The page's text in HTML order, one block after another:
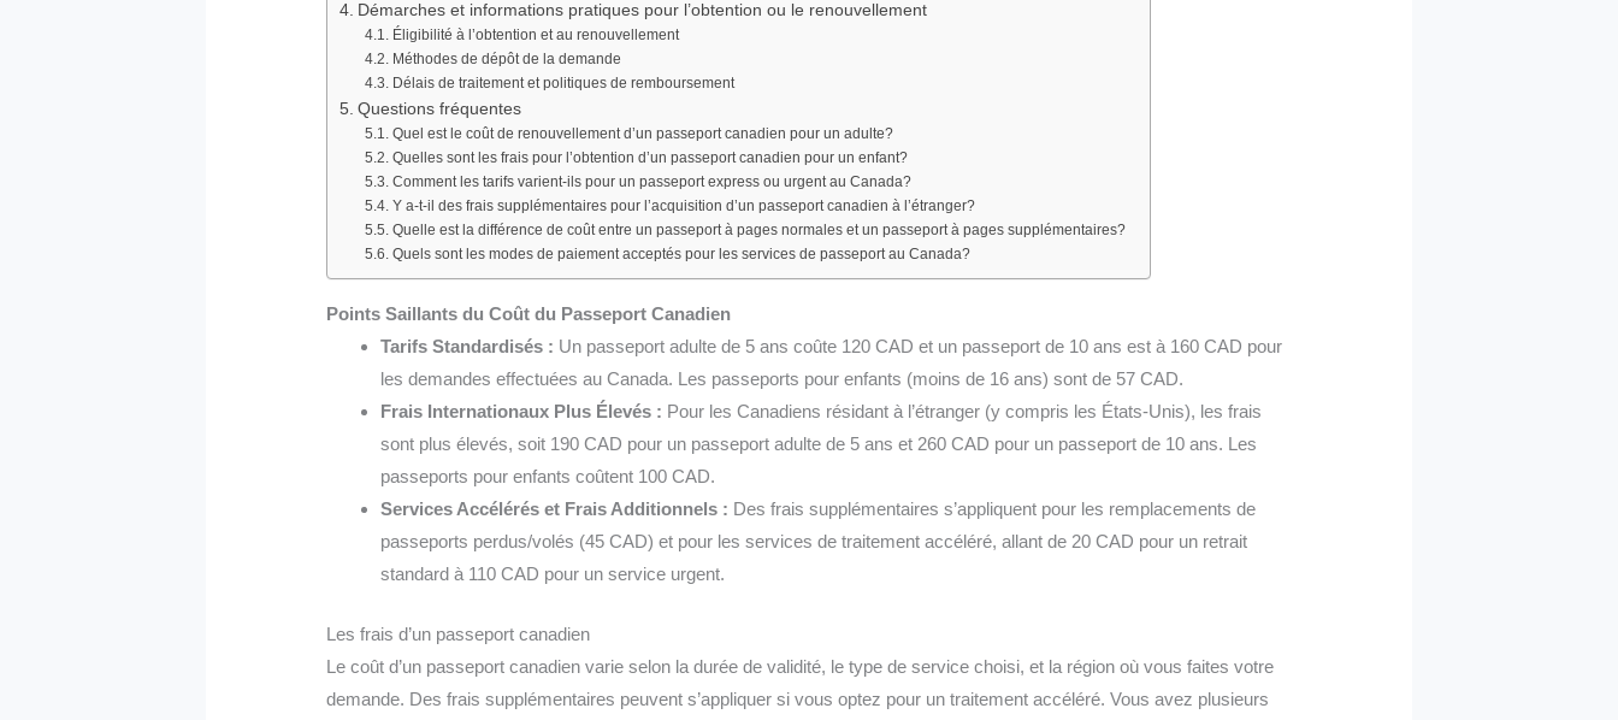
Démarches et informations pratiques pour l’obtention ou le renouvellement
Éligibilité à l’obtention et au renouvellement
Méthodes de dépôt de la demande
Délais de traitement et politiques de remboursement
Questions fréquentes
Quel est le coût de renouvellement d’un passeport canadien pour un adulte?
Quelles sont les frais pour l’obtention d’un passeport canadien pour un enfant?
Comment les tarifs varient-ils pour un passeport express ou urgent au Canada?
Y a-t-il des frais supplémentaires pour l’acquisition d’un passeport canadien à l’étranger?
Quelle est la différence de coût entre un passeport à pages normales et un passeport à pages supplémentaires?
Quels sont les modes de paiement acceptés pour les services de passeport au Canada?
Points Saillants du Coût du Passeport Canadien
Tarifs Standardisés : Un passeport adulte de 5 ans coûte 120 CAD et un passeport de 10 ans est à 160 CAD pour
les demandes effectuées au Canada. Les passeports pour enfants (moins de 16 ans) sont de 57 CAD.
Frais Internationaux Plus Élevés : Pour les Canadiens résidant à l’étranger (y compris les États-Unis), les frais
sont plus élevés, soit 190 CAD pour un passeport adulte de 5 ans et 260 CAD pour un passeport de 10 ans. Les
passeports pour enfants coûtent 100 CAD.
Services Accélérés et Frais Additionnels : Des frais supplémentaires s’appliquent pour les remplacements de
passeports perdus/volés (45 CAD) et pour les services de traitement accéléré, allant de 20 CAD pour un retrait
standard à 110 CAD pour un service urgent.
Les frais d’un passeport canadien
Le coût d’un passeport canadien varie selon la durée de validité, le type de service choisi, et la région où vous faites votre
demande. Des frais supplémentaires peuvent s’appliquer si vous optez pour un traitement accéléré. Vous avez plusieurs